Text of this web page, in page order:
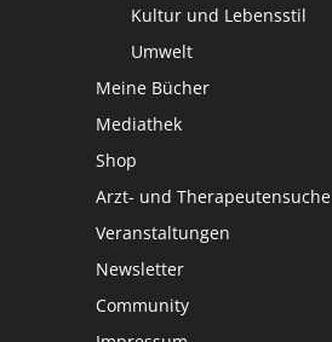
Kultur und Lebensstil
Umwelt
Meine Bücher
Mediathek
Shop
Arzt- und Therapeutensuche
Veranstaltungen
Newsletter
Community